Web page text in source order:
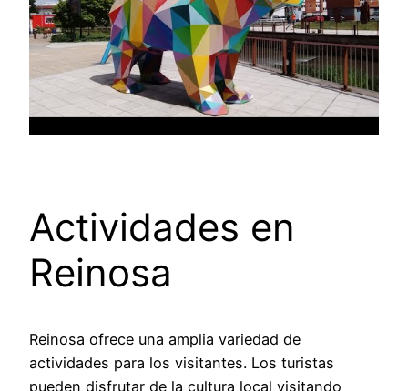
Actividades en
Reinosa
Reinosa ofrece una amplia variedad de
actividades para los visitantes. Los turistas
pueden disfrutar de la cultura local visitando